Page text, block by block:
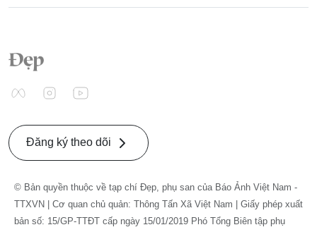
Đăng ký theo dõi
© Bản quyền thuộc về tạp chí Đẹp, phụ san của Báo Ảnh Việt Nam -
TTXVN | Cơ quan chủ quản: Thông Tấn Xã Việt Nam | Giấy phép xuất
bản số: 15/GP-TTĐT cấp ngày 15/01/2019 Phó Tổng Biên tập phụ